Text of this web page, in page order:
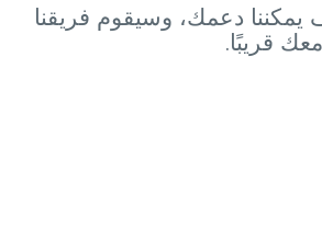
يمكننا دعمك، وسيقوم فريقنا
قريبًا.